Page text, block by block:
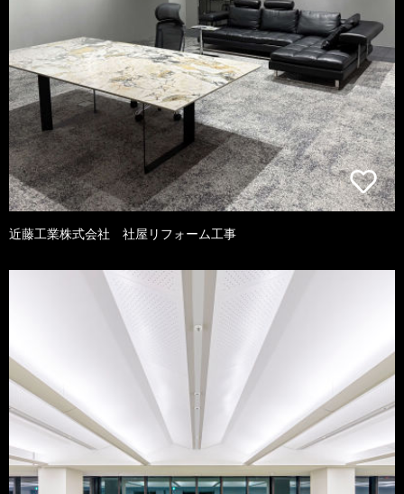
近藤工業株式会社 社屋リフォーム工事